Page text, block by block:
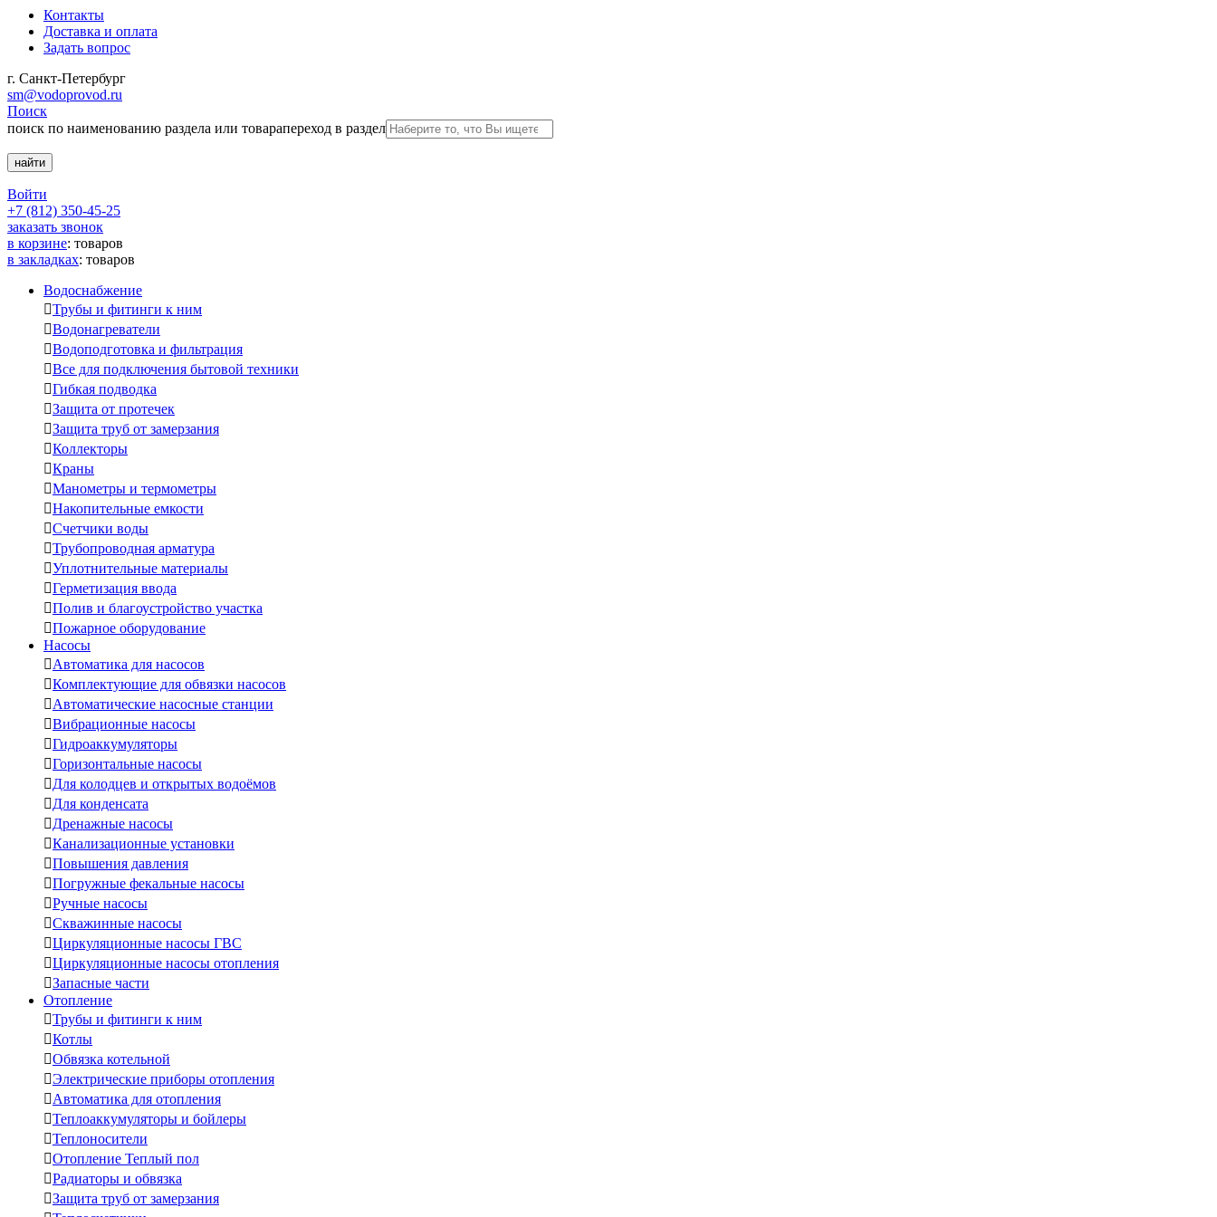
Контакты
Доставка и оплата
Задать вопрос
г. Санкт-Петербург
sm@vodoprovod.ru
Поиск
поиск по наименованию раздела или товарапереход в раздел
Войти
+7 (812) 350-45-25
заказать звонок
в корзине: товаров
в закладках: товаров
Водоснабжение
Трубы и фитинги к ним
Водонагреватели
Водоподготовка и фильтрация
Все для подключения бытовой техники
Гибкая подводка
Защита от протечек
Защита труб от замерзания
Коллекторы
Краны
Манометры и термометры
Накопительные емкости
Счетчики воды
Трубопроводная арматура
Уплотнительные материалы
Герметизация ввода
Полив и благоустройство участка
Пожарное оборудование
Насосы
Автоматика для насосов
Комплектующие для обвязки насосов
Автоматические насосные станции
Вибрационные насосы
Гидроаккумуляторы
Горизонтальные насосы
Для колодцев и открытых водоёмов
Для конденсата
Дренажные насосы
Канализационные установки
Повышения давления
Погружные фекальные насосы
Ручные насосы
Скважинные насосы
Циркуляционные насосы ГВС
Циркуляционные насосы отопления
Запасные части
Отопление
Трубы и фитинги к ним
Котлы
Обвязка котельной
Электрические приборы отопления
Автоматика для отопления
Теплоаккумуляторы и бойлеры
Теплоносители
Отопление Теплый пол
Радиаторы и обвязка
Защита труб от замерзания